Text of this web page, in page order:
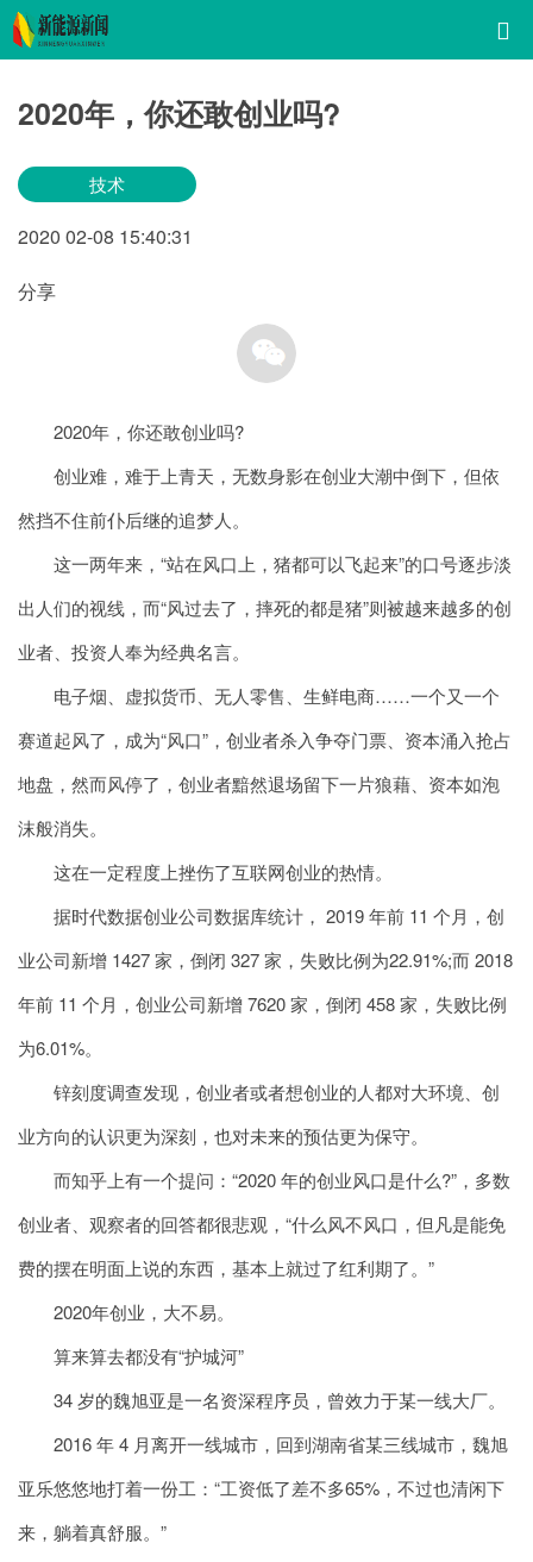
2020年，你还敢创业吗?
技术
2020 02-08 15:40:31
分享
2020年，你还敢创业吗?
创业难，难于上青天，无数身影在创业大潮中倒下，但依
然挡不住前仆后继的追梦人。
这一两年来，“站在风口上，猪都可以飞起来”的口号逐步淡
出人们的视线，而“风过去了，摔死的都是猪”则被越来越多的创
业者、投资人奉为经典名言。
电子烟、虚拟货币、无人零售、生鲜电商……一个又一个
赛道起风了，成为“风口”，创业者杀入争夺门票、资本涌入抢占
地盘，然而风停了，创业者黯然退场留下一片狼藉、资本如泡
沫般消失。
这在一定程度上挫伤了互联网创业的热情。
据时代数据创业公司数据库统计， 2019 年前 11 个月，创
业公司新增 1427 家，倒闭 327 家，失败比例为22.91%;而 2018
年前 11 个月，创业公司新增 7620 家，倒闭 458 家，失败比例
为6.01%。
锌刻度调查发现，创业者或者想创业的人都对大环境、创
业方向的认识更为深刻，也对未来的预估更为保守。
而知乎上有一个提问：“2020 年的创业风口是什么?”，多数
创业者、观察者的回答都很悲观，“什么风不风口，但凡是能免
费的摆在明面上说的东西，基本上就过了红利期了。”
2020年创业，大不易。
算来算去都没有“护城河”
34 岁的魏旭亚是一名资深程序员，曾效力于某一线大厂。
2016 年 4 月离开一线城市，回到湖南省某三线城市，魏旭
亚乐悠悠地打着一份工：“工资低了差不多65%，不过也清闲下
来，躺着真舒服。”